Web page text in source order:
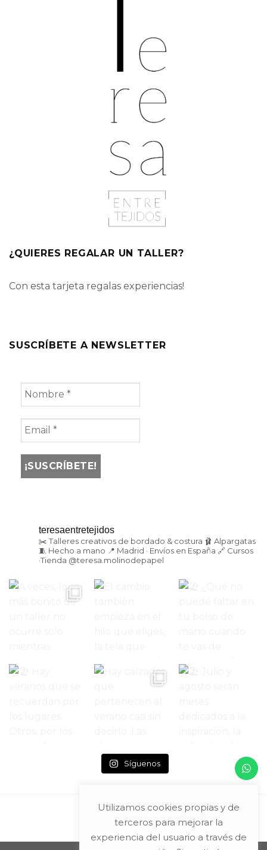
¿QUIERES REGALAR UN TALLER?
Con esta tarjeta regalas experiencias!
SUSCRÍBETE A NEWSLETTER
teresaentretejidos
✂️ Talleres creativos de bordado & costura 🩰 Alpargatas
🧵 Hecho a mano 📍 Madrid · Envíos en España 🔗 Cursos
·Tienda @teresa.molinodepapel
Síguenos
Utilizamos cookies propias y de
terceros para mejorar la
experiencia del usuario a través de